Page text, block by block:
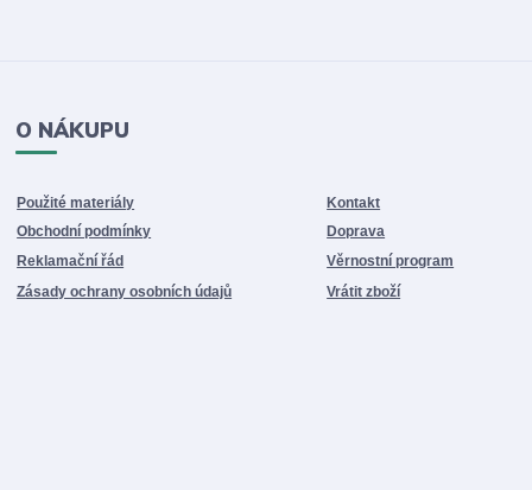
O NÁKUPU
Použité materiály
Kontakt
Obchodní podmínky
Doprava
Reklamační řád
Věrnostní program
Zásady ochrany osobních údajů
Vrátit zboží